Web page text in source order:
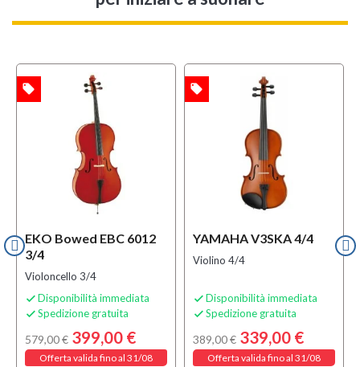
EKO Bowed EBC 6012
3/4
Violoncello 3/4
 Disponibilità immediata
 Spedizione gratuita
579,00 € 399,00 €
Offerta valida fino al 31/08
local_offer
YAMAHA V3SKA 4/4
Violino 4/4
 Disponibilità immediata
 Spedizione gratuita
389,00 € 339,00 €
Offerta valida fino al 31/08
local_offer